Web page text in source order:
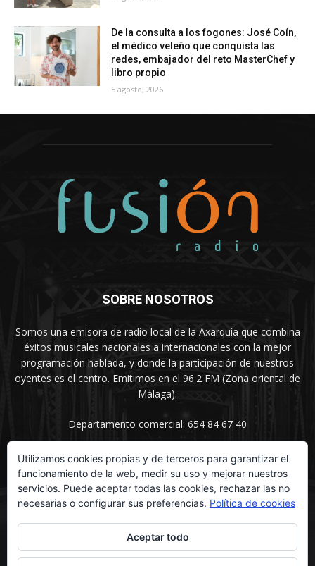
De la consulta a los fogones: José Coín,
el médico veleño que conquista las
redes, embajador del reto MasterChef y
libro propio
5 agosto, 2026
SOBRE NOSOTROS
Somos una emisora de radio local de la Axarquía que combina
éxitos musicales nacionales a internacionales con la mejor
programación hablada, y donde la participación de nuestros
oyentes es el centro. Emitimos en el 96.2 FM (Zona oriental de
Málaga).
Departamento comercial: 654 84 67 40
SÍGUENOS
Utilizamos cookies propias y de terceros para garantizar el
funcionamiento de la web, medir su uso y mejorar nuestros
servicios. Puede aceptar todas las cookies, rechazar las no
necesarias o configurar sus preferencias. Política de cookies
Aceptar todo